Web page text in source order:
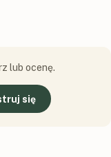
lub ocenę.
się